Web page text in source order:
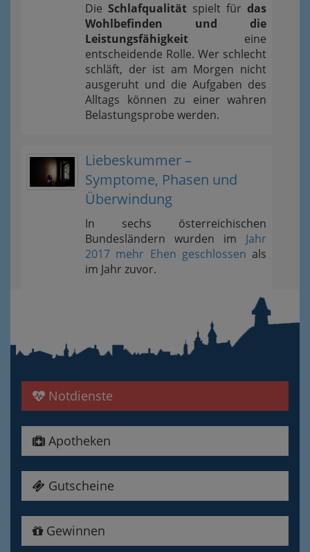
Die Schlafqualität spielt für das
Wohlbefinden und die
Leistungsfähigkeit eine
entscheidende Rolle. Wer schlecht
schläft, der ist am Morgen nicht
ausgeruht und die Aufgaben des
Alltags können zu einer wahren
Belastungsprobe werden.
Liebeskummer –
Symptome, Phasen und
Überwindung
In sechs österreichischen
Bundesländern wurden im Jahr
2017 mehr Ehen geschlossen als
im Jahr zuvor.
Notdienste
Apotheken
Gutscheine
Gewinnen